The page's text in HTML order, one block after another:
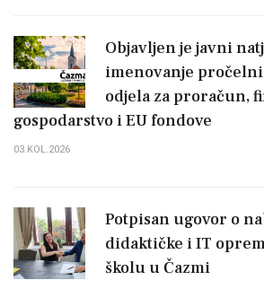
Objavljen je javni
imenovanje
odjela za proračun,
gospodarstvo i EU fondove
03.KOL.2026
Potpisan ugovor o
didaktičke i IT
školu u Čazmi